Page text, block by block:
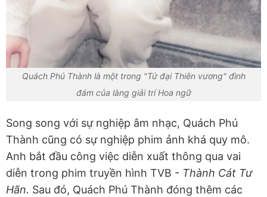
Quách Phú Thành là một trong "Tứ đại Thiên vương" đình
đám của làng giải trí Hoa ngữ
Song song với sự nghiệp âm nhạc, Quách Phú
Thành cũng có sự nghiệp phim ảnh khá quy mô.
Anh bắt đầu công việc diễn xuất thông qua vai
diễn trong phim truyền hình TVB - Thành Cát Tư
Hãn. Sau đó, Quách Phú Thành đóng thêm các